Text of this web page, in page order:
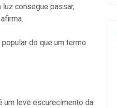
luz consegue passar,
do que um termo
um leve escurecimento da